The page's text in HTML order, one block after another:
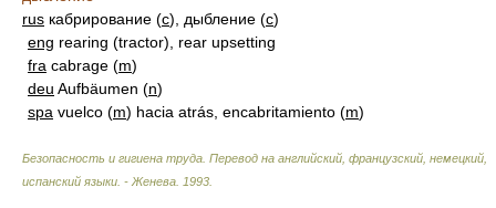
rus кабрирование (с), дыбление (с)
eng rearing (tractor), rear upsetting
fra cabrage (m)
deu Aufbäumen (n)
spa vuelco (m) hacia atrás, encabritamiento (m)
Безопасность и гигиена труда. Перевод на английский, французский, немецкий,
испанский языки. - Женева 1993